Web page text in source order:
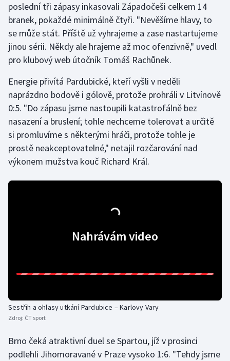
Rychlobruslení
Rychlostní kanoistika
Short track
Sportovní střelba
Stolní tenis
Triatlon
Veslování
poslední tři zápasy inkasovali Západočeši celkem 14
branek, pokaždé minimálně čtyři. "Nevěšíme hlavy, to
se může stát. Příště už vyhrajeme a zase nastartujeme
jinou sérii. Někdy ale hrajeme až moc ofenzivně," uvedl
pro klubový web útočník Tomáš Rachůnek.
Energie přivítá Pardubické, kteří vyšli v neděli
naprázdno bodově i gólově, protože prohráli v Litvínově
0:5. "Do zápasu jsme nastoupili katastrofálně bez
nasazení a bruslení; tohle nechceme tolerovat a určitě
si promluvíme s některými hráči, protože tohle je
prostě neakceptovatelné," netajil rozčarování nad
výkonem mužstva kouč Richard Král.
Nahrávám video
Sestřih a ohlasy utkání Pardubice – Karlovy Vary
Zdroj: ČT sport
Brno čeká atraktivní duel se Spartou, jíž v prosinci
podlehli Jihomoravané v Praze vysoko 1:6. "Tehdy jsme